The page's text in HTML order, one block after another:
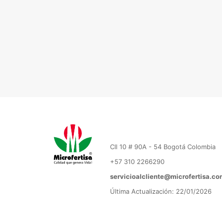
Cll 10 # 90A - 54 Bogotá Colombia
+57 310 2266290
Última Actualización: 22/01/2026